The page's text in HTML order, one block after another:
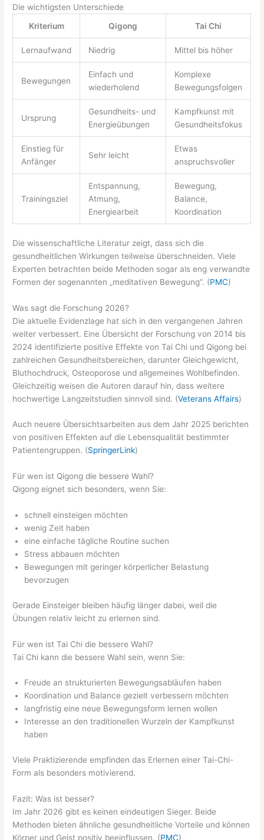
Die wichtigsten Unterschiede
Kriterium
Qigong Tai Chi
Lernaufwand Niedrig Mittel bis höher
Bewegungen
Einfach und
wiederholend
Komplexe
Bewegungsfolgen
Ursprung
Gesundheits- und
Energieübungen
Kampfkunst mit
Gesundheitsfokus
Einstieg für
Anfänger
Sehr leicht
Etwas
anspruchsvoller
Trainingsziel
Entspannung,
Atmung,
Energiearbeit
Bewegung,
Balance,
Koordination
Die wissenschaftliche Literatur zeigt, dass sich die
gesundheitlichen Wirkungen teilweise überschneiden. Viele
Experten betrachten beide Methoden sogar als eng verwandte
Formen der sogenannten „meditativen Bewegung“. (PMC)
Was sagt die Forschung 2026?
Die aktuelle Evidenzlage hat sich in den vergangenen Jahren
weiter verbessert. Eine Übersicht der Forschung von 2014 bis
2024 identifizierte positive Effekte von Tai Chi und Qigong bei
zahlreichen Gesundheitsbereichen, darunter Gleichgewicht,
Bluthochdruck, Osteoporose und allgemeines Wohlbefinden.
Gleichzeitig weisen die Autoren darauf hin, dass weitere
hochwertige Langzeitstudien sinnvoll sind. (Veterans Affairs)
Auch neuere Übersichtsarbeiten aus dem Jahr 2025 berichten
von positiven Effekten auf die Lebensqualität bestimmter
Patientengruppen. (SpringerLink)
Für wen ist Qigong die bessere Wahl?
Qigong eignet sich besonders, wenn Sie:
schnell einsteigen möchten
wenig Zeit haben
eine einfache tägliche Routine suchen
Stress abbauen möchten
Bewegungen mit geringer körperlicher Belastung
bevorzugen
Gerade Einsteiger bleiben häufig länger dabei, weil die
Übungen relativ leicht zu erlernen sind.
Für wen ist Tai Chi die bessere Wahl?
Tai Chi kann die bessere Wahl sein, wenn Sie:
Freude an strukturierten Bewegungsabläufen haben
Koordination und Balance gezielt verbessern möchten
langfristig eine neue Bewegungsform lernen wollen
Interesse an den traditionellen Wurzeln der Kampfkunst
haben
Viele Praktizierende empfinden das Erlernen einer Tai-Chi-
Form als besonders motivierend.
Fazit: Was ist besser?
Im Jahr 2026 gibt es keinen eindeutigen Sieger. Beide
Methoden bieten ähnliche gesundheitliche Vorteile und können
Körper und Geist positiv beeinflussen. (PMC)